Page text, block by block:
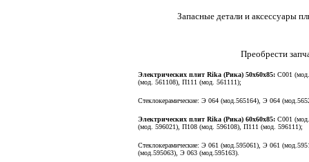
Запасные детали и аксессуары
Преобрести
Электрических плит Rika (Рика) 50х60х85: C001
(мод. 561108), П111 (мод. 561111);
Стеклокерамические: Э 064 (мод.565164), Э 064
Электрических плит Rika (Рика) 60х60х85: C001
(мод. 596021), П108 (мод. 596108), П111 (мод. 596111);
Стеклокерамические: Э 061 (мод.595061), Э 061
(мод.595063), Э 063 (мод.595163).